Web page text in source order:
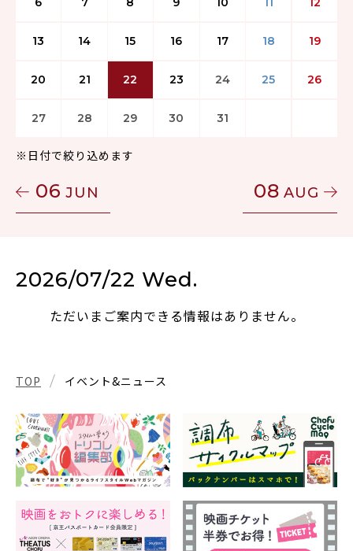
06 JUN
13 14 15 16 17 18 19
20 21 22 23 24 25 26
27 28 29 30 31
※日付で絞り込めます
08 AUG
2026/07/22 Wed.
ただいまご案内できる情報はありません。
TOP イベント&ニュース